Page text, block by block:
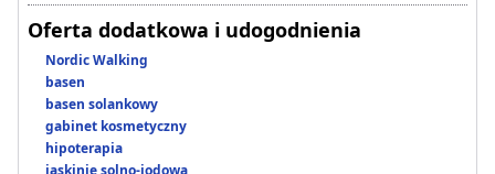
Oferta dodatkowa i udogodnienia
Nordic Walking
basen
basen solankowy
gabinet kosmetyczny
hipoterapia